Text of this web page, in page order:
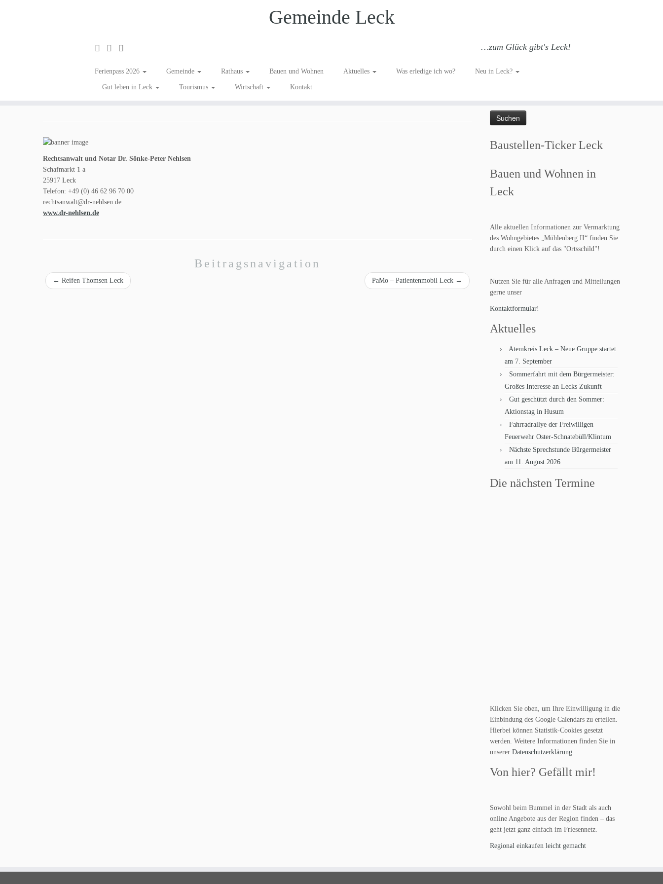
Gemeinde Leck
…zum Glück gibt's Leck!
Ferienpass 2026 Gemeinde Rathaus Bauen und Wohnen Aktuelles Was erledige ich wo? Neu in Leck?
Gut leben in Leck Tourismus Wirtschaft Kontakt
Rechtsanwalt & Notar Dr. Sönke-Peter Nehlsen
Rechtsanwalt und Notar Dr. Sönke-Peter Nehlsen
Schafmarkt 1 a
25917 Leck
Telefon: +49 (0) 46 62 96 70 00
rechtsanwalt@dr-nehlsen.de
www.dr-nehlsen.de
Beitragsnavigation
← Reifen Thomsen Leck PaMo – Patientenmobil Leck →
Such dich GLÜCKlich…
Baustellen-Ticker Leck
Bauen und Wohnen in
Leck
Alle aktuellen Informationen zur Vermarktung
des Wohngebietes „Mühlenberg II“ finden Sie
durch einen Klick auf das "Ortsschild"!
Nutzen Sie für alle Anfragen und Mitteilungen
gerne unser
Kontaktformular!
Aktuelles
Atemkreis Leck – Neue Gruppe startet
am 7. September
Sommerfahrt mit dem Bürgermeister:
Großes Interesse an Lecks Zukunft
Gut geschützt durch den Sommer:
Aktionstag in Husum
Fahrradrallye der Freiwilligen
Feuerwehr Oster-Schnatebüll/Klintum
Nächste Sprechstunde Bürgermeister
am 11. August 2026
Die nächsten Termine
Klicken Sie oben, um Ihre Einwilligung in die
Einbindung des Google Calendars zu erteilen.
Hierbei können Statistik-Cookies gesetzt
werden. Weitere Informationen finden Sie in
unserer Datenschutzerklärung.
Von hier? Gefällt mir!
Sowohl beim Bummel in der Stadt als auch
online Angebote aus der Region finden – das
geht jetzt ganz einfach im Friesennetz.
Regional einkaufen leicht gemacht